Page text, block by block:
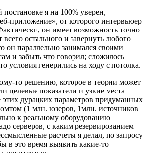
постановке я на 100% уверен,
от которого интервьюер
он имеет возможность точно
всего остального и завернуть любого
он параллельно занимался своими
и забыть что говорил; сложилось
условия генерились на ходу с потолка.
решению, которое в теории может
целевые показатели и узкие места
этих дурацких параметров придуманных
(1 млн. юзеров, 1млн. источников
к реальному оборудованию
серверов, с каким резервированием
расчеты я делал, по запросу
в это время выявить какие‑то